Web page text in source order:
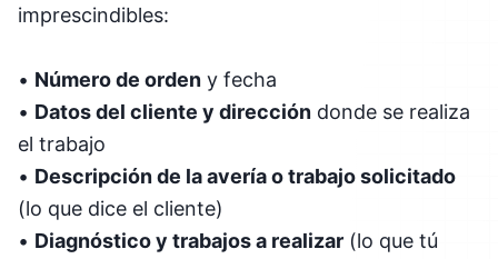
imprescindibles:
• Número de orden y fecha
• Datos del cliente y dirección donde se realiza
el trabajo
• Descripción de la avería o trabajo solicitado
(lo que dice el cliente)
• Diagnóstico y trabajos a realizar (lo que tú